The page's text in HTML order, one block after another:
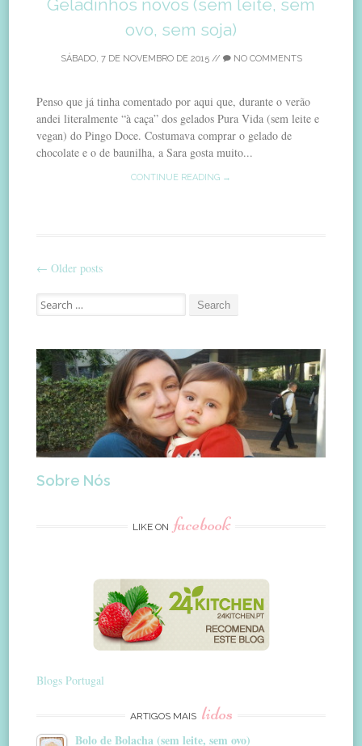
Geladinhos novos (sem leite, sem
ovo, sem soja)
SÁBADO, 7 DE NOVEMBRO DE 2015// NO COMMENTS
Penso que já tinha comentado por aqui que, durante o verão
andei literalmente “à caça” dos gelados Pura Vida (sem leite e
vegan) do Pingo Doce. Costumava comprar o gelado de
chocolate e o de baunilha, a Sara gosta muito...
CONTINUE READING →
Post
navigation
← Older posts
Search
for:
Sobre Nós
LIKE ON facebook
Blogs Portugal
ARTIGOS MAIS lidos
Bolo de Bolacha (sem leite, sem ovo)